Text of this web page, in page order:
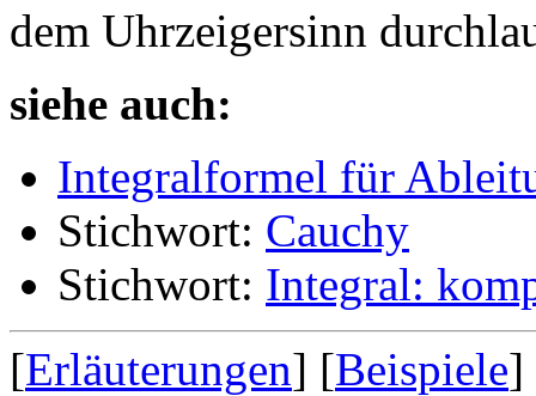
dem Uhrzeigersinn
siehe auch:
Integralformel für
Stichwort: Cauchy
Stichwort: Integral:
[Erläuterungen] [Beispiele]